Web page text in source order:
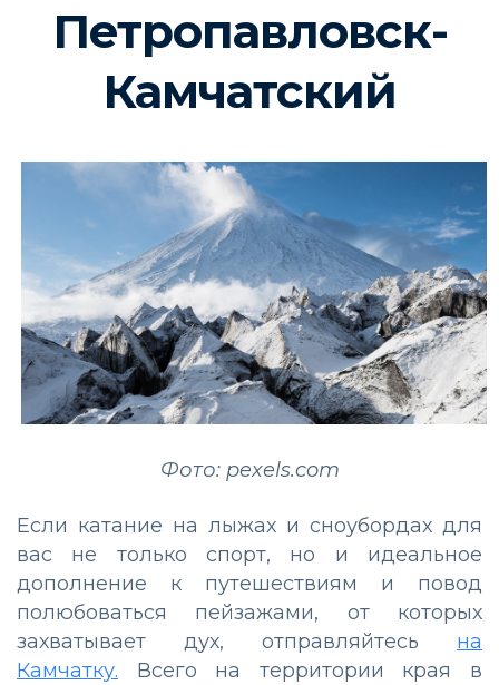
Петропавловск-
Камчатский
Фото: pexels.com
Если катание на лыжах и сноубордах для
вас не только спорт, но и идеальное
дополнение к путешествиям и повод
полюбоваться пейзажами, от которых
захватывает дух, отправляйтесь на
Камчатку. Всего на территории края в